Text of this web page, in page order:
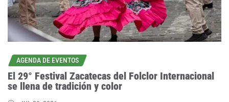
AGENDA DE EVENTOS
El 29° Festival Zacatecas del Folclor Internacional
se llena de tradición y color